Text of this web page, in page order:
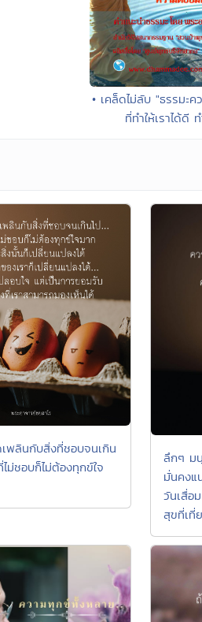
• เคล็ดไม่ลับ "ธรรมะ
ที่ทำให้เราได้ดี
พลินกับสิ่งที่ชอบจนเกิน
ไม่ชอบก็ไม่ต้องทุกข์ใจ
ลึกๆ ม
มั่นคงแ
วันเสื่อ
สุขที่เที่